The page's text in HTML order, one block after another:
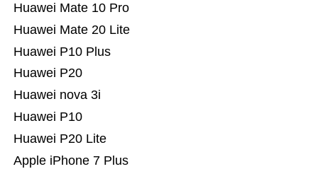
Apple iPhone 7 Plus
Huawei P20 Lite
Huawei P10
Huawei nova 3i
Huawei P20
Huawei P10 Plus
Huawei Mate 20 Lite
Huawei Mate 10 Pro